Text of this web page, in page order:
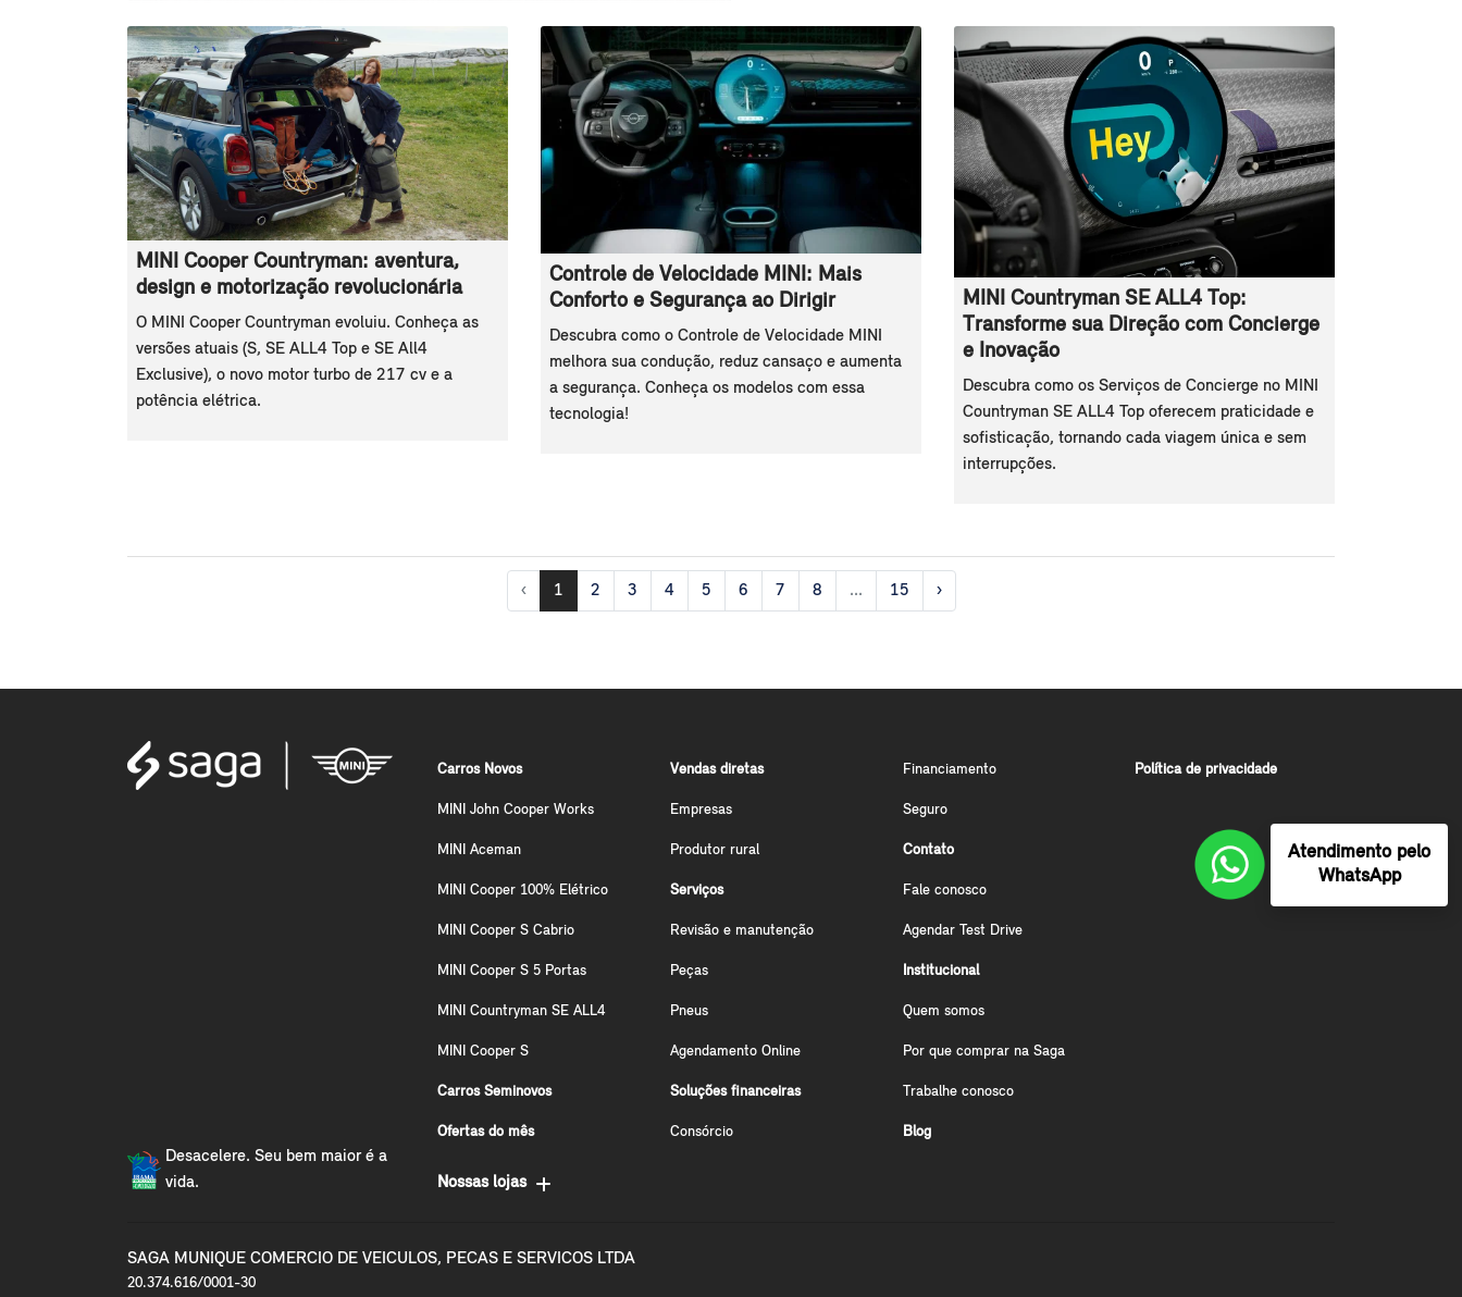
MINI Cooper Countryman: aventura,
design e motorização revolucionária
O MINI Cooper Countryman evoluiu. Conheça as
versões atuais (S, SE ALL4 Top e SE All4
Exclusive), o novo motor turbo de 217 cv e a
potência elétrica.
Controle de Velocidade MINI: Mais
Conforto e Segurança ao Dirigir
Descubra como o Controle de Velocidade MINI
melhora sua condução, reduz cansaço e aumenta
a segurança. Conheça os modelos com essa
tecnologia!
MINI Countryman SE ALL4 Top:
Transforme sua Direção com Concierge
e Inovação
Descubra como os Serviços de Concierge no MINI
Countryman SE ALL4 Top oferecem praticidade e
sofisticação, tornando cada viagem única e sem
interrupções.
‹ 1 2 3 4 5 6 7 8 ... 15 ›
Desacelere. Seu bem maior é a
vida.
Carros Novos
MINI John Cooper Works
MINI Aceman
MINI Cooper 100% Elétrico
MINI Cooper S Cabrio
MINI Cooper S 5 Portas
MINI Countryman SE ALL4
MINI Cooper S
Carros Seminovos
Ofertas do mês
Vendas diretas
Empresas
Produtor rural
Serviços
Revisão e manutenção
Peças
Pneus
Agendamento Online
Soluções financeiras
Consórcio
Financiamento
Seguro
Contato
Fale conosco
Agendar Test Drive
Institucional
Quem somos
Por que comprar na Saga
Trabalhe conosco
Blog
Política de privacidade
Nossas lojas
SAGA MUNIQUE COMERCIO DE VEICULOS, PECAS E SERVICOS LTDA
20.374.616/0001-30
Atendimento pelo
WhatsApp